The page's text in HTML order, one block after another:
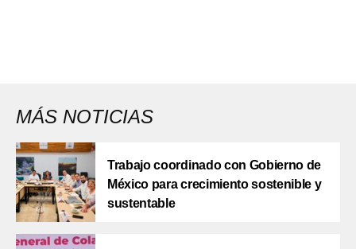
MÁS NOTICIAS
Trabajo coordinado con Gobierno de
México para crecimiento sostenible y
sustentable